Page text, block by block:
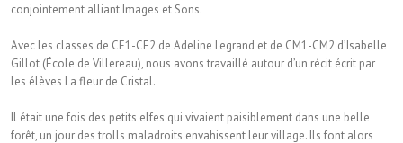
conjointement alliant Images et Sons.
Avec les classes de CE1-CE2 de Adeline Legrand et de CM1-CM2 d’Isabelle
Gillot (École de Villereau), nous avons travaillé autour d’un récit écrit par
les élèves La fleur de Cristal.
Il était une fois des petits elfes qui vivaient paisiblement dans une belle
forêt, un jour des trolls maladroits envahissent leur village. Ils font alors